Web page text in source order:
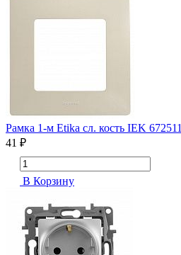
Рамка 1-м Etika сл. кость IEK 672511
41 ₽
В Корзину